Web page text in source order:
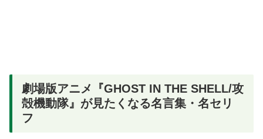
劇場版アニメ『GHOST IN THE SHELL/攻
殻機動隊』が見たくなる名言集・名セリ
フ